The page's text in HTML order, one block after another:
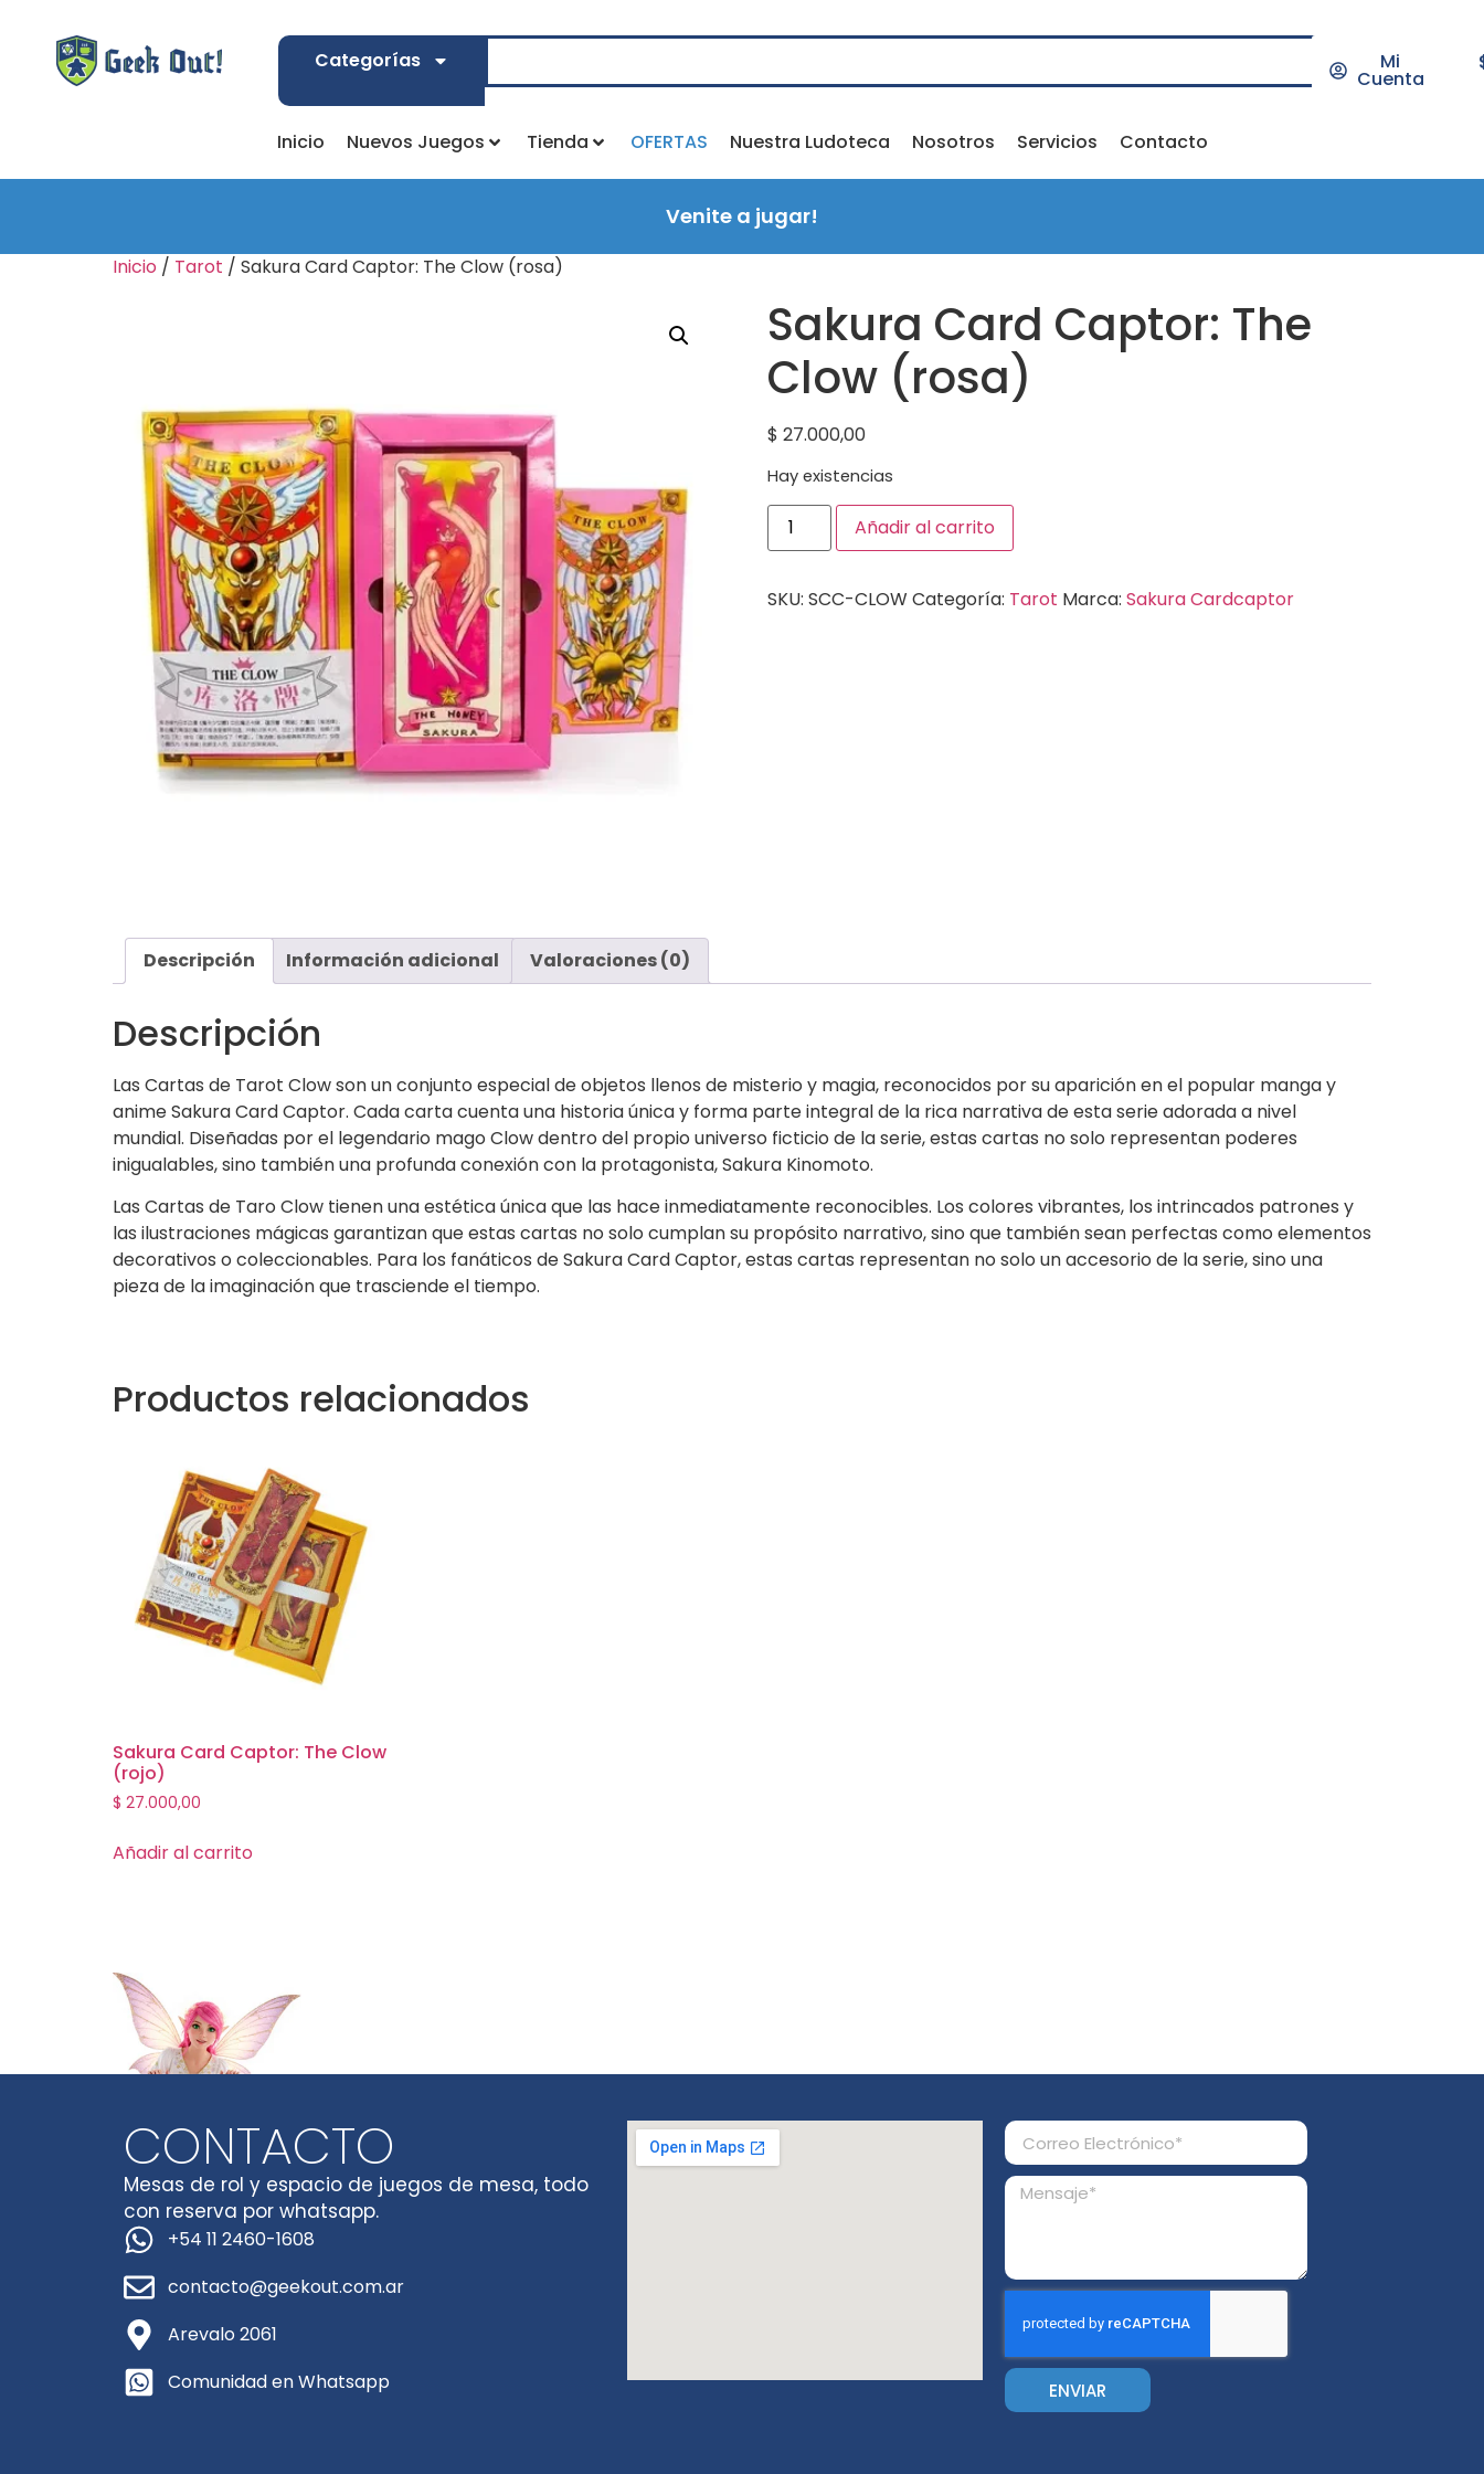
Categorías Mi
Cuenta
Inicio Nuevos Juegos Tienda OFERTAS Nuestra Ludoteca Nosotros Servicios Contacto
Venite a jugar!
Inicio / Tarot / Sakura Card Captor: The Clow (rosa)
Sakura Card Captor: The
Clow (rosa)
$ 27.000,00
Hay existencias
Añadir al carrito
SKU: SCC-CLOW Categoría: Tarot Marca: Sakura Cardcaptor
Descripción Información adicional Valoraciones (0)
Descripción
Las Cartas de Tarot Clow son un conjunto especial de objetos llenos de misterio y magia, reconocidos por su aparición en el popular manga y
anime Sakura Card Captor. Cada carta cuenta una historia única y forma parte integral de la rica narrativa de esta serie adorada a nivel
mundial. Diseñadas por el legendario mago Clow dentro del propio universo ficticio de la serie, estas cartas no solo representan poderes
inigualables, sino también una profunda conexión con la protagonista, Sakura Kinomoto.
Las Cartas de Taro Clow tienen una estética única que las hace inmediatamente reconocibles. Los colores vibrantes, los intrincados patrones y
las ilustraciones mágicas garantizan que estas cartas no solo cumplan su propósito narrativo, sino que también sean perfectas como elementos
decorativos o coleccionables. Para los fanáticos de Sakura Card Captor, estas cartas representan no solo un accesorio de la serie, sino una
pieza de la imaginación que trasciende el tiempo.
Productos relacionados
Sakura Card Captor: The Clow
(rojo)
$ 27.000,00
Añadir al carrito
CONTACTO
Mesas de rol y espacio de juegos de mesa, todo
con reserva por whatsapp.
+54 11 2460-1608
contacto@geekout.com.ar
Arevalo 2061
Comunidad en Whatsapp
ENVIAR